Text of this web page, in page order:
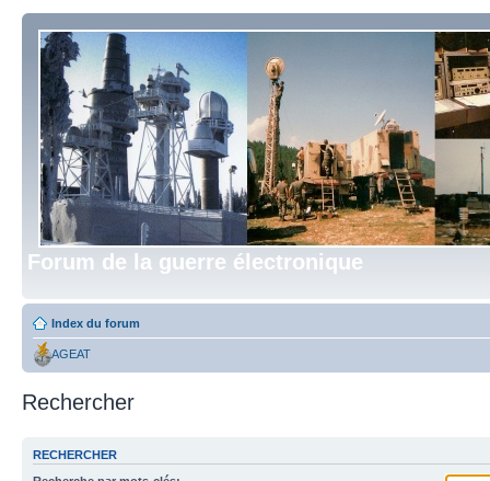
Forum de la guerre électronique
Index du forum
AGEAT
Rechercher
RECHERCHER